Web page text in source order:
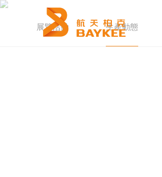
網站首頁
關于我們
展覽活動 生產動態